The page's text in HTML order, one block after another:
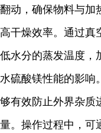
翻动，确保物料与加
高干燥效率。通过真
低水分的蒸发温度，
水硫酸镁性能的影响
够有效防止外界杂质
量。操作过程中，可